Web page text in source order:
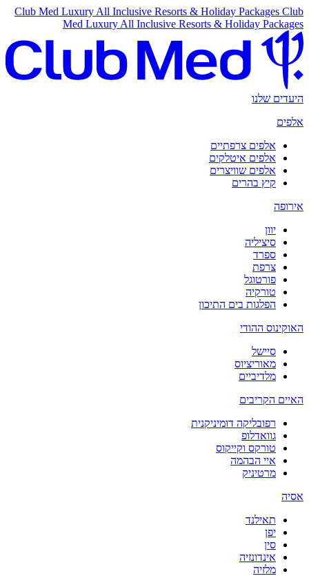
Club Med Luxury All Inclusive Resorts & Holiday Packages Club
Med Luxury All Inclusive Resorts & Holiday Packages
היעדים שלנו
אלפים
אלפים צרפתיים
אלפים איטלקים
אלפים שוויצרים
קיץ בהרים
אירופה
יוון
סיציליה
ספרד
צרפת
פורטוגל
טורקיה
הפלגות בים התיכון
האוקינוס ההודי
סיישל
מאוריציוס
מלדיביים
האיים הקריבים
רפובליקה דומיניקנית
גוואדלופ
טורקס וקייקוס
איי הבהמה
מרטיניק
אסיה
תאילנד
יפן
סין
אינדונזיה
מלזיה